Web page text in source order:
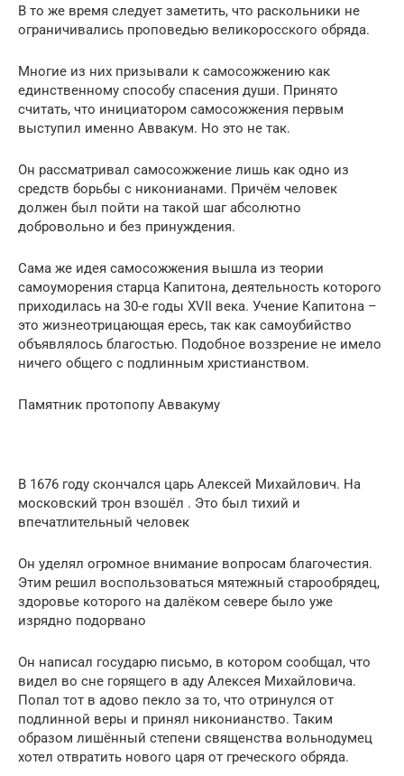
В то же время следует заметить, что раскольники не
ограничивались проповедью великоросского обряда.
Многие из них призывали к самосожжению как
единственному способу спасения души. Принято
считать, что инициатором самосожжения первым
выступил именно Аввакум. Но это не так.
Он рассматривал самосожжение лишь как одно из
средств борьбы с никонианами. Причём человек
должен был пойти на такой шаг абсолютно
добровольно и без принуждения.
Сама же идея самосожжения вышла из теории
самоуморения старца Капитона, деятельность которого
приходилась на 30-е годы XVII века. Учение Капитона –
это жизнеотрицающая ересь, так как самоубийство
объявлялось благостью. Подобное воззрение не имело
ничего общего с подлинным христианством.
Памятник протопопу Аввакуму
В 1676 году скончался царь Алексей Михайлович. На
московский трон взошёл . Это был тихий и
впечатлительный человек
Он уделял огромное внимание вопросам благочестия.
Этим решил воспользоваться мятежный старообрядец,
здоровье которого на далёком севере было уже
изрядно подорвано
Он написал государю письмо, в котором сообщал, что
видел во сне горящего в аду Алексея Михайловича.
Попал тот в адово пекло за то, что отринулся от
подлинной веры и принял никонианство. Таким
образом лишённый степени священства вольнодумец
хотел отвратить нового царя от греческого обряда.